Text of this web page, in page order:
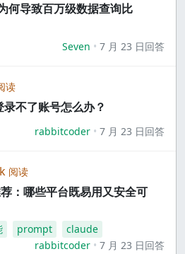
何导致百万级数据查询比
Seven 7 月 23 日回答
读
不了账号怎么办？
rabbitcoder 7 月 23 日回答
阅读
：哪些平台既易用又安全可
prompt
claude
rabbitcoder
7 月 23 日回答